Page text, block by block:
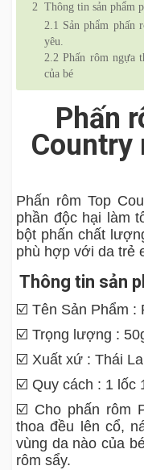
2 Thông tin sản phẩm
2.1 Sản phẩm phấn
yêu.
2.2 Phấn rôm ngựa
của bé
Phấn
Country
Phấn rôm Top
phần độc hại làm
bột phấn chất
phù hợp với da trẻ
Thông tin sản
☑️ Tên Sản Phẩm :
☑️ Trọng lượng :
☑️ Xuất xứ : Thái
☑️ Quy cách : 1 lốc
☑️ Cho phấn rôm
thoa đều lên cổ,
vùng da nào của
rôm sẩy.